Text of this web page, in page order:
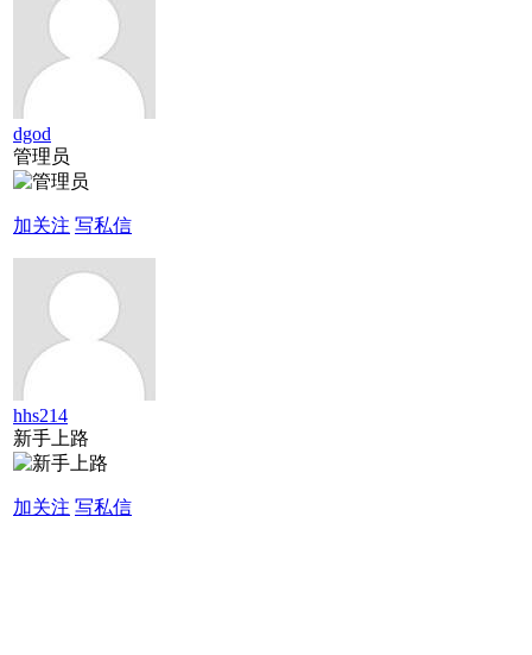
dgod
管理员
加关注 写私信
hhs214
新手上路
加关注 写私信